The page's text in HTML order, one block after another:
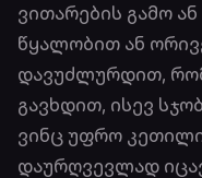
ვითარების გამო
წყალობით ან
დავუძლურდით,
გავხდით, ისევ
ვინც უფრო
დაურღვევლად